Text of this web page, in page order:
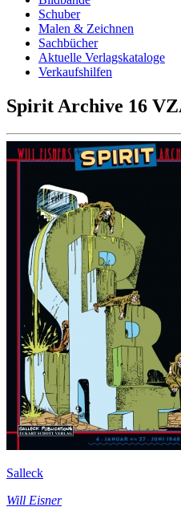
Schuber
Malen & Zeichnen
Sachbücher
Aktuelle Verlagskataloge
Verkaufshilfen
Spirit Archive 16
Salleck
Will Eisner